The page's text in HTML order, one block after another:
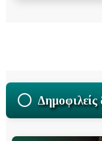
Δημοφιλείς